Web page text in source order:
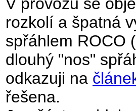
rozkolí a špatná
spřáhlem ROCO
dlouhý "nos"
odkazuji na
řešena.